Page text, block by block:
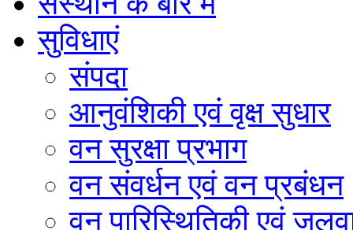
सुविधाएं
संपदा
आनुवंशिकी एवं वृक्ष सुधार
वन सुरक्षा प्रभाग
वन संवर्धन एवं वन प्रबंधन
वन पारिस्थितिकी एवं